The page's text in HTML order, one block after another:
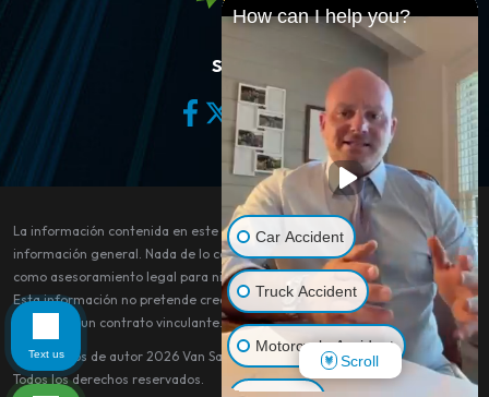
Síganos
La información contenida en este sitio web es sólo para fines de
información general. Nada de lo contenido en este sitio debe tomarse
como asesoramiento legal para ningún caso o situación individual.
Esta información no pretende crear, y su recepción o visualización no
constituye un contrato vinculante.
© Derechos de autor 2026 Van Sant Law.
Todos los derechos reservados.
How can I help you?
Car Accident
Truck Accident
Motorcycle Accident
Scroll
Text us